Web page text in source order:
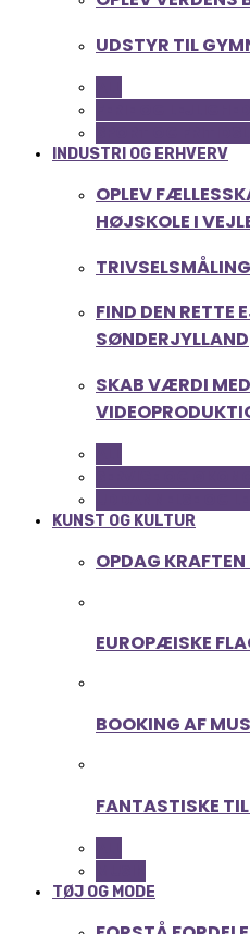
UDSTYR TIL
INDUSTRI OG ERHVERV
OPLEV
HØJSKOLE I
FIND DEN RETTE
SØNDERJYLLAND
SKAB VÆRDI
KUNST OG KULTUR
OPDAG
EUROPÆISKE
BOOKING AF
FANTASTISKE
TØJ OG MODE